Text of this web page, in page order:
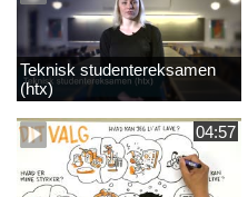
Teknisk studentereksamen
(htx)
04:57